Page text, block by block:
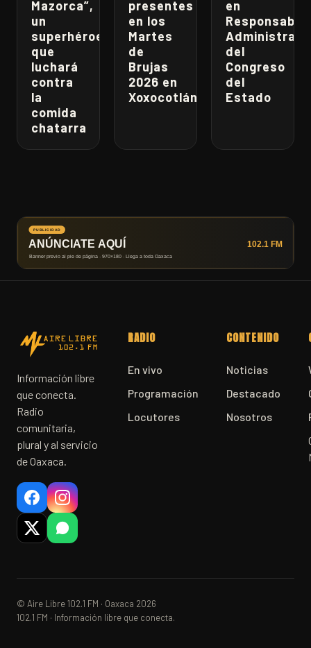
Mazorca”,
un
superhéroe
que
luchará
contra
la
comida
chatarra
presentes
en los
Martes
de
Brujas
2026 en
Xoxocotlán
en
del
Congreso
del
Estado
Información libre
que conecta.
Radio
comunitaria,
plural y al servicio
de Oaxaca.
RADIO
En vivo
Programación
Locutores
CONTENIDO
Noticias
Destacado
Nosotros
© Aire Libre 102.1 FM · Oaxaca 2026
102.1 FM · Información libre que conecta.